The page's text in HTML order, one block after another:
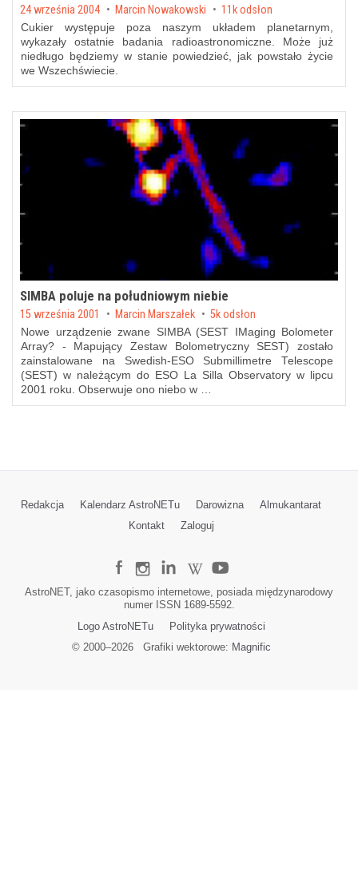
Posted on
24 września 2004 by Marcin Nowakowski 11k odsłon
Cukier występuje poza naszym układem planetarnym,
wykazały ostatnie badania radioastronomiczne. Może już
niedługo będziemy w stanie powiedzieć, jak powstało życie
we Wszechświecie.
SIMBA poluje na południowym niebie
Posted on
15 września 2001 byMarcin Marszałek 5k odsłon
Nowe urządzenie zwane SIMBA (SEST IMaging Bolometer
Array? - Mapujący Zestaw Bolometryczny SEST) zostało
zainstalowane na Swedish-ESO Submillimetre Telescope
(SEST) w należącym do ESO La Silla Observatory w lipcu
2001 roku. Obserwuje ono niebo w …
Redakcja Kalendarz AstroNETu Darowizna
Almukantarat
Kontakt
Zaloguj
AstroNET, jako czasopismo internetowe, posiada międzynarodowy
numer ISSN 1689-5592.
Logo AstroNETu
Polityka prywatności
© 2000–2026Grafiki wektorowe: Magnific